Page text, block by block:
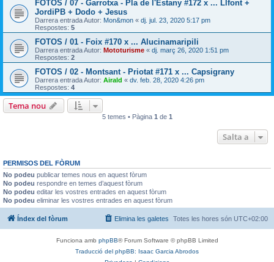
FOTOS / 07 - Garrotxa - Pla de l'Estany #172 x ... Llfont +
JordiPB + Dodo + Jesus
Darrera entrada Autor: Mon&mon « dj. jul. 23, 2020 5:17 pm
Respostes: 5
FOTOS / 01 - Foix #170 x ... Alucinamaripili
Darrera entrada Autor: Mototurisme « dj. març 26, 2020 1:51 pm
Respostes: 2
FOTOS / 02 - Montsant - Priotat #171 x ... Capsigrany
Darrera entrada Autor: Airald « dv. feb. 28, 2020 4:26 pm
Respostes: 4
Tema nou
5 temes • Pàgina 1 de 1
Salta a
PERMISOS DEL FÒRUM
No podeu publicar temes nous en aquest fòrum
No podeu respondre en temes d’aquest fòrum
No podeu editar les vostres entrades en aquest fòrum
No podeu eliminar les vostres entrades en aquest fòrum
Índex del fòrum Totes les hores són UTC+02:00
Elimina les galetes
Funciona amb phpBB® Forum Software © phpBB Limited
Traducció del phpBB: Isaac Garcia Abrodos